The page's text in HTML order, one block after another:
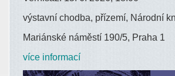
výstavní chodba, přízemí, Národní
Mariánské náměstí 190/5, Praha 1
více informací